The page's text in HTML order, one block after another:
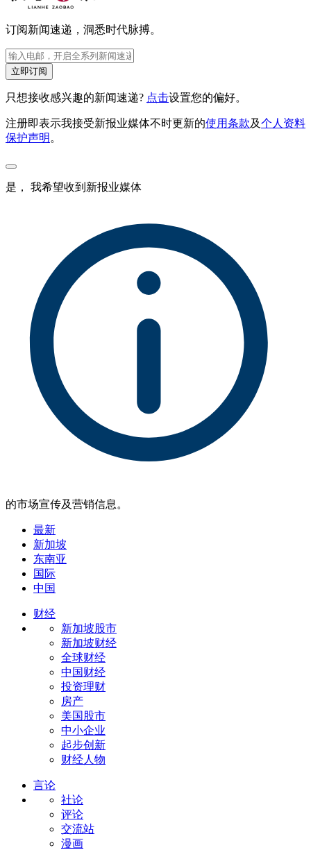
订阅新闻速递，洞悉时代脉搏。
立即订阅
只想接收感兴趣的新闻速递? 点击设置您的偏好。
注册即表示我接受新报业媒体不时更新的使用条款及个人资料
保护声明 。
是， 我希望收到新报业媒体
的市场宣传及营销信息。
最新
新加坡
东南亚
国际
中国
财经
新加坡股市
新加坡财经
全球财经
中国财经
投资理财
房产
美国股市
中小企业
起步创新
财经人物
言论
社论
评论
交流站
漫画